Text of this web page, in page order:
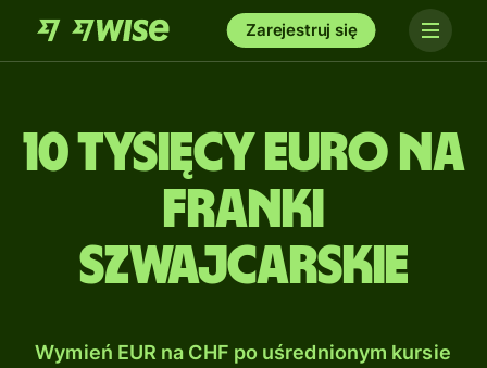
Zarejestruj się
10 tysięcy Euro na
Franki
szwajcarskie
Wymień EUR na CHF po uśrednionym kursie